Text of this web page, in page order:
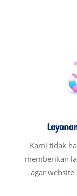
Kami tidak
memberikan
agar